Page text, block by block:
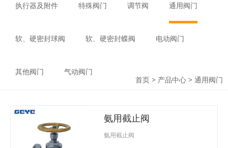
执行器及附件 特殊阀门 调节阀 通用阀门
软、硬密封球阀 软、硬密封蝶阀 电动阀门
其他阀门
气动阀门
首页 > 产品中心 > 通用阀门
氨用截止阀
氨用截止阀